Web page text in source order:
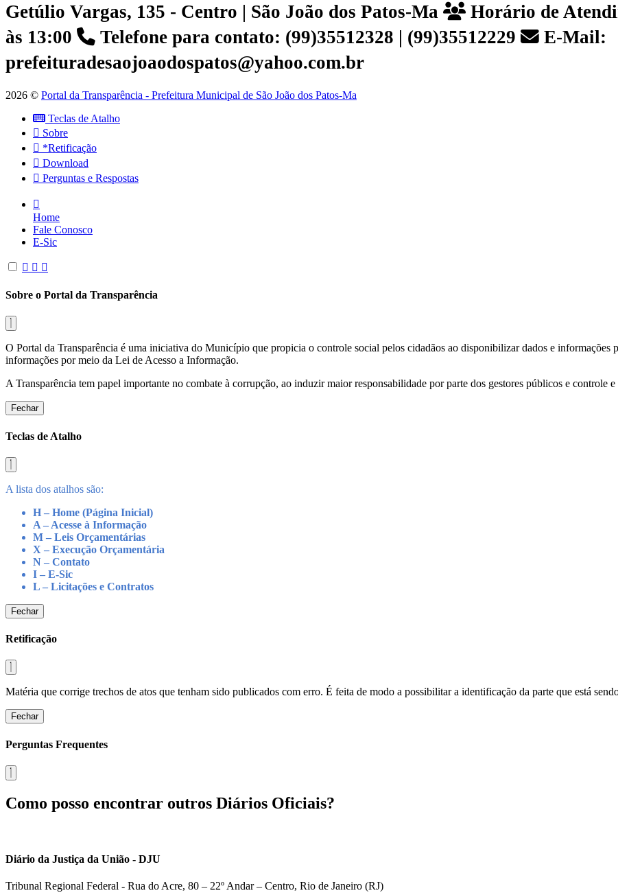
Getúlio Vargas, 135 - Centro | São João dos Patos-Ma
Horário de
às 13:00
Telefone para contato: (99)35512328 | (99)35512229
E-Mail:
prefeituradesaojoaodospatos@yahoo.com.br
2026 © Portal da Transparência - Prefeitura Municipal de São João dos Patos-Ma
Teclas de Atalho
Sobre
*Retificação
Download
Perguntas e Respostas
Home
Fale Conosco
E-Sic
Sobre o Portal da Transparência
O Portal da Transparência é uma iniciativa do Município que propicia o controle social pelos cidadãos ao disponibilizar dados e informações
informações por meio da Lei de Acesso a Informação.
A Transparência tem papel importante no combate à corrupção, ao induzir maior responsabilidade por parte dos gestores públicos e controle
Fechar
Teclas de Atalho
A lista dos atalhos são:
H – Home (Página Inicial)
A – Acesse à Informação
M – Leis Orçamentárias
X – Execução Orçamentária
N – Contato
I – E-Sic
L – Licitações e Contratos
Fechar
Retificação
Matéria que corrige trechos de atos que tenham sido publicados com erro. É feita de modo a possibilitar a identificação da parte que está
Fechar
Perguntas Frequentes
Como posso encontrar outros Diários Oficiais?
Diário da Justiça da União - DJU
Tribunal Regional Federal - Rua do Acre, 80 – 22º Andar – Centro, Rio de Janeiro (RJ)